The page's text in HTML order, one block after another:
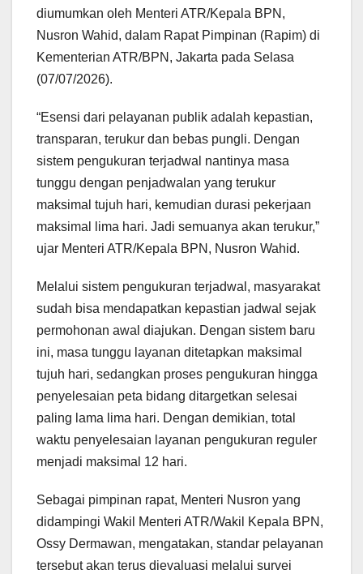
diumumkan oleh Menteri ATR/Kepala BPN,
Nusron Wahid, dalam Rapat Pimpinan (Rapim) di
Kementerian ATR/BPN, Jakarta pada Selasa
(07/07/2026).
“Esensi dari pelayanan publik adalah kepastian,
transparan, terukur dan bebas pungli. Dengan
sistem pengukuran terjadwal nantinya masa
tunggu dengan penjadwalan yang terukur
maksimal tujuh hari, kemudian durasi pekerjaan
maksimal lima hari. Jadi semuanya akan terukur,”
ujar Menteri ATR/Kepala BPN, Nusron Wahid.
Melalui sistem pengukuran terjadwal, masyarakat
sudah bisa mendapatkan kepastian jadwal sejak
permohonan awal diajukan. Dengan sistem baru
ini, masa tunggu layanan ditetapkan maksimal
tujuh hari, sedangkan proses pengukuran hingga
penyelesaian peta bidang ditargetkan selesai
paling lama lima hari. Dengan demikian, total
waktu penyelesaian layanan pengukuran reguler
menjadi maksimal 12 hari.
Sebagai pimpinan rapat, Menteri Nusron yang
didampingi Wakil Menteri ATR/Wakil Kepala BPN,
Ossy Dermawan, mengatakan, standar pelayanan
tersebut akan terus dievaluasi melalui survei